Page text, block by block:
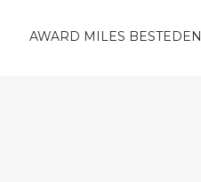
AWARD MILES BESTEDEN